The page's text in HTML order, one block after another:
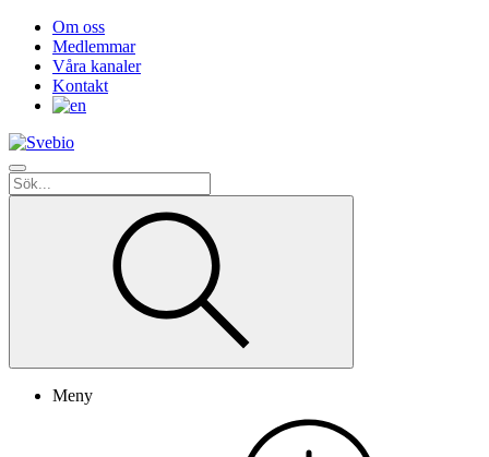
Om oss
Medlemmar
Våra kanaler
Kontakt
Meny